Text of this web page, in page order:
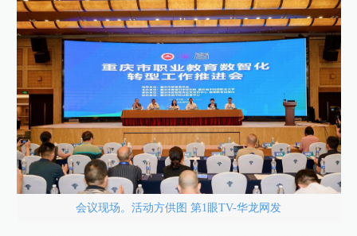
会议现场。活动方供图 第1眼TV-华龙网发